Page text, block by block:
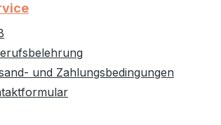
und Zahlungsbedingungen